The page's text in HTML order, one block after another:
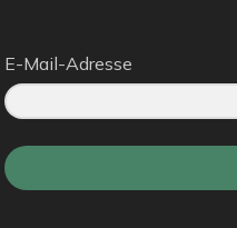
E-Mail-Adresse